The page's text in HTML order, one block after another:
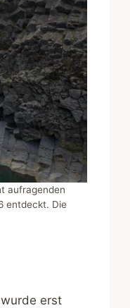
aufragenden
entdeckt. Die
erst